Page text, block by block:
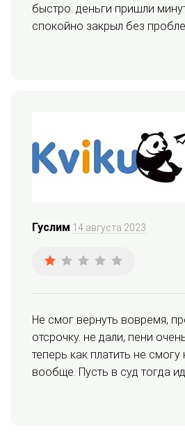
быстро. деньги пришли
спокойно закрыл без
Гуслим 14 августа 2023
Не смог вернуть вовремя,
отсрочку. не дали, пени
теперь как платить не
вообще. Пусть в суд тогда